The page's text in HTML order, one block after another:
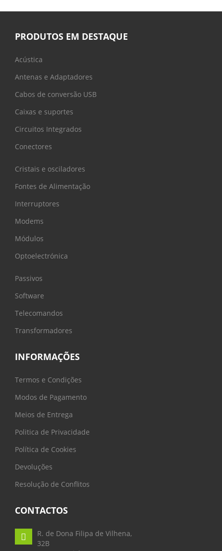
PRODUTOS EM DESTAQUE
Acústica
Antenas e Adaptadores
Cabos de conversão USB
Caixas e suportes
Circuitos Integrados
Conectores
Cristais e osciladores
Fontes de Alimentação
Interruptores
Modems
Módulos
Optoelectrónica
Passivos
Software
Telecomandos
Transformadores
INFORMAÇÕES
Termos e Condições
Modos de Pagamento
Meios de Entrega
Politica de Privacidade
Política de Cookies
Devoluções
Resolução de Conflitos
CONTACTOS
R. de Dona Filipa de Vilhena,
32B